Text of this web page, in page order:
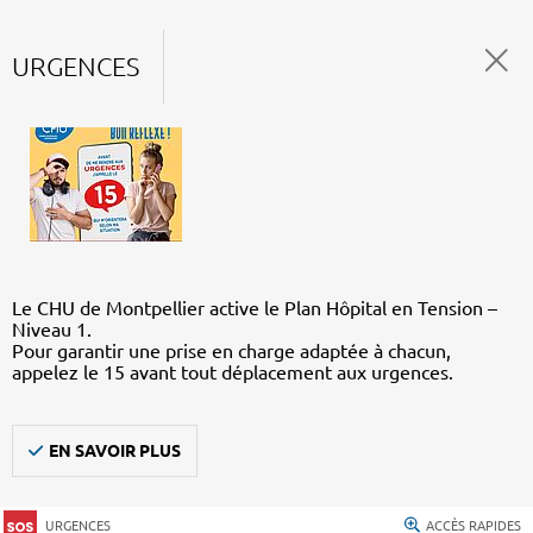
URGENCES
Le CHU de Montpellier active le Plan Hôpital en Tension –
Niveau 1.
Pour garantir une prise en charge adaptée à chacun,
appelez le 15 avant tout déplacement aux urgences.
EN SAVOIR PLUS
URGENCES ACCÈS RAPIDES